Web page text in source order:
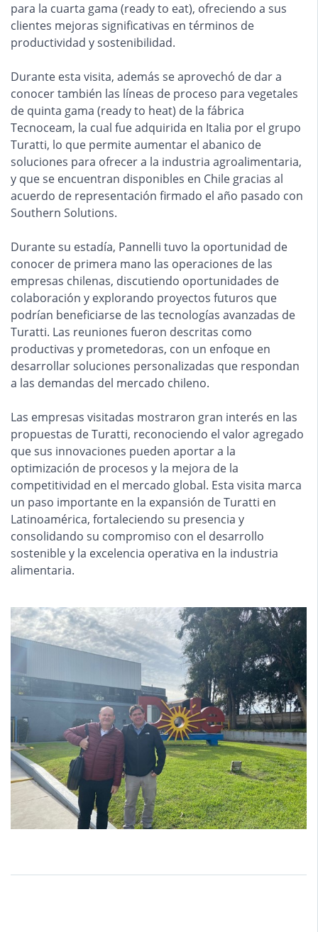
para la cuarta gama (ready to eat), ofreciendo a sus
clientes mejoras significativas en términos de
productividad y sostenibilidad.
Durante esta visita, además se aprovechó de dar a
conocer también las líneas de proceso para vegetales
de quinta gama (ready to heat) de la fábrica
Tecnoceam, la cual fue adquirida en Italia por el grupo
Turatti, lo que permite aumentar el abanico de
soluciones para ofrecer a la industria agroalimentaria,
y que se encuentran disponibles en Chile gracias al
acuerdo de representación firmado el año pasado con
Southern Solutions.
Durante su estadía, Pannelli tuvo la oportunidad de
conocer de primera mano las operaciones de las
empresas chilenas, discutiendo oportunidades de
colaboración y explorando proyectos futuros que
podrían beneficiarse de las tecnologías avanzadas de
Turatti. Las reuniones fueron descritas como
productivas y prometedoras, con un enfoque en
desarrollar soluciones personalizadas que respondan
a las demandas del mercado chileno.
Las empresas visitadas mostraron gran interés en las
propuestas de Turatti, reconociendo el valor agregado
que sus innovaciones pueden aportar a la
optimización de procesos y la mejora de la
competitividad en el mercado global. Esta visita marca
un paso importante en la expansión de Turatti en
Latinoamérica, fortaleciendo su presencia y
consolidando su compromiso con el desarrollo
sostenible y la excelencia operativa en la industria
alimentaria.